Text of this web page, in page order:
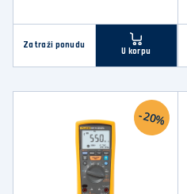
Zatraži ponudu
U korpu
-20%